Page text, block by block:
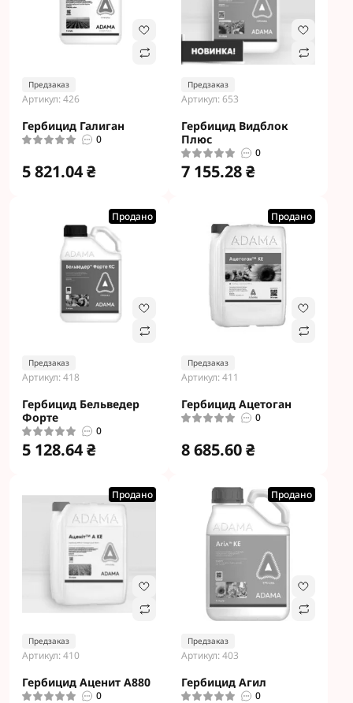
Предзаказ
Артикул: 426
Гербицид Галиган
0
5 821.04 ₴
Предзаказ
Артикул: 653
Гербицид Видблок
Плюс
0
7 155.28 ₴
Продано
Предзаказ
Артикул: 418
Гербицид Бельведер
Форте
0
5 128.64 ₴
Продано
Предзаказ
Артикул: 411
Гербицид Ацетоган
0
8 685.60 ₴
Продано
Предзаказ
Артикул: 410
Гербицид Аценит А880
0
Продано
Предзаказ
Артикул: 403
Гербицид Агил
0